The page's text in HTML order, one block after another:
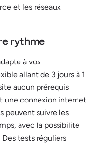
et les réseaux
rythme
à vos
allant de 3 jours à 1
aucun prérequis
une connexion internet
peuvent suivre les
avec la possibilité
tests réguliers